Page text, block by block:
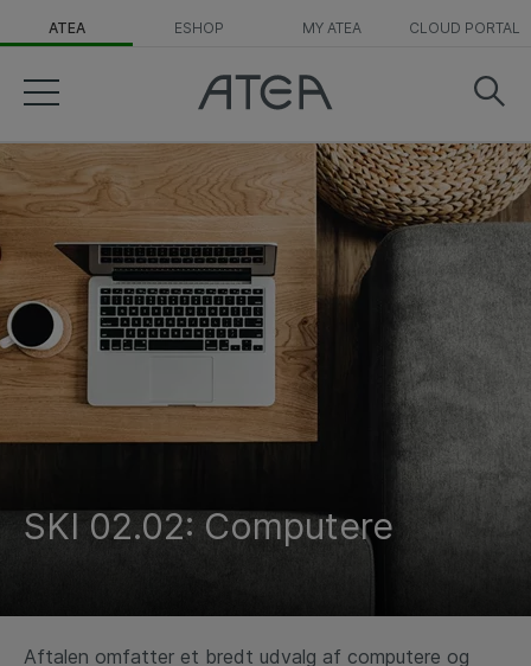
ATEA ESHOP MY ATEA CLOUD PORTAL
SKI 02.02: Computere
Aftalen omfatter et bredt udvalg af computere og